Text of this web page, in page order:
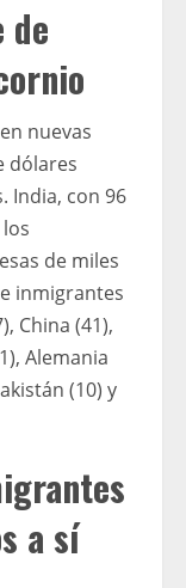
de
nuevas
dólares
India, con 96
de miles
inmigrantes
China (41),
Alemania
(10) y
a sí